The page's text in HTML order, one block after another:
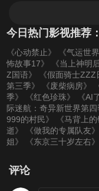
73
76
79
今日热门影视推荐：
《心动禁止》 《气运世
怖故事17》
《当上神明
Z国语》
《假面骑士ZZZ
第三季》
《废柴病房》
季》
《红色珍珠》 《AI
际迷航：奇异新世界第四
999的村民》
《马背上的
逝》
《做我的专属队友》
姐》
《东京三十岁左右》
评论